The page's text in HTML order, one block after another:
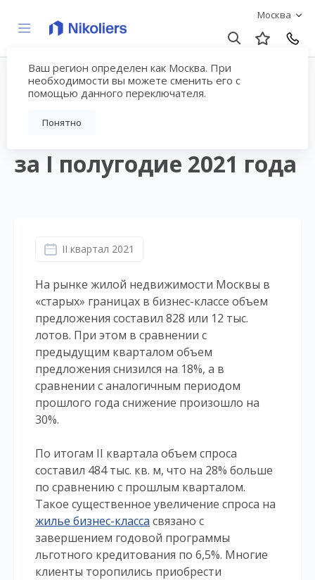
Москва
Ваш регион определен как Москва. При
необходимости вы можете сменить его с
помощью данного переключателя.
Понятно
Аналитический обзор
рынка новостроек
за I полугодие 2021 года
II квартал 2021
На рынке жилой недвижимости Москвы в
«старых» границах в бизнес-классе объем
предложения составил 828 или 12 тыс.
лотов. При этом в сравнении с
предыдущим кварталом объем
предложения снизился на 18%, а в
сравнении с аналогичным периодом
прошлого года снижение произошло на
30%.
По итогам II квартала объем спроса
составил 484 тыс. кв. м, что на 28% больше
по сравнению с прошлым кварталом.
Такое существенное увеличение спроса на
жилье бизнес-класса связано с
завершением годовой программы
льготного кредитования по 6,5%. Многие
клиенты торопились приобрести